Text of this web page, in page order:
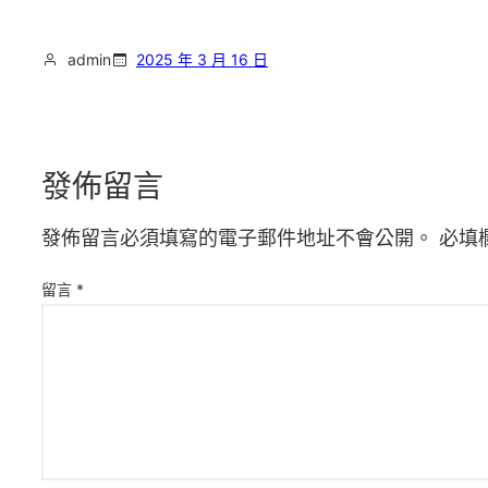
admin 2025 年 3 月 16 日
發佈留言
發佈留言必須填寫的電子郵件地址不會公開。 必填
留言 *